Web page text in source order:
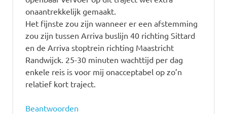
onaantrekkelijk gemaakt.
Het fijnste zou zijn wanneer er een afstemming
zou zijn tussen Arriva buslijn 40 richting Sittard
en de Arriva stoptrein richting Maastricht
Randwijck. 25-30 minuten wachttijd per dag
enkele reis is voor mij onacceptabel op zo’n
relatief kort traject.
Beantwoorden